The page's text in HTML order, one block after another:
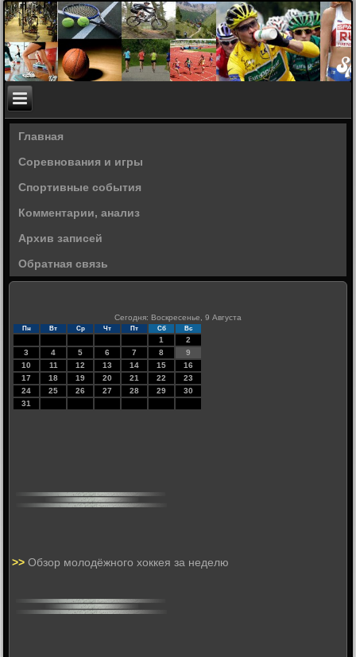
Главная
Соревнования и игры
Спортивные события
Комментарии, анализ
Архив записей
Обратная связь
Сегодня: Воскресенье, 9 Августа
Пн Вт Ср Чт Пт Сб Вс
1
2
3
4 5 6 7 8
9
10
11 12 13 14 15
16
17
18 19 20 21 22
23
24
25 26 27 28 29
30
31
>>Обзор молодёжного хоккея за неделю